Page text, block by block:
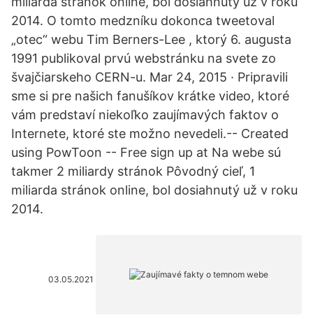
2014. O tomto medzníku dokonca tweetoval
„otec“ webu Tim Berners-Lee , ktorý 6. augusta
1991 publikoval prvú webstránku na svete zo
švajčiarskeho CERN-u. Mar 24, 2015 · Pripravili
sme si pre našich fanušíkov krátke video, ktoré
vám predstaví niekoľko zaujímavých faktov o
Internete, ktoré ste možno nevedeli.-- Created
using PowToon -- Free sign up at Na webe sú
takmer 2 miliardy stránok Pôvodný cieľ, 1
miliarda stránok online, bol dosiahnutý už v roku
2014.
03.05.2021